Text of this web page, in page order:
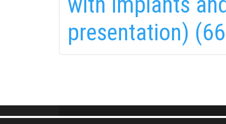
presentation)
ITT TALÁL MEG
MINKET
fa-
facebook-
f
fa-